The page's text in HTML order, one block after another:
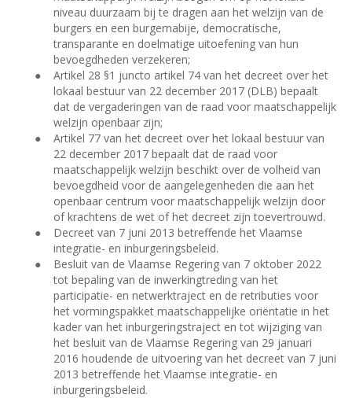
niveau duurzaam bij te dragen aan het welzijn van de
burgers en een burgernabije, democratische,
transparante en doelmatige uitoefening van hun
bevoegdheden verzekeren;
●
Artikel 28 §1 juncto artikel 74 van het decreet over het
lokaal bestuur van 22 december 2017 (DLB) bepaalt
dat de vergaderingen van de raad voor maatschappelijk
welzijn openbaar zijn;
●
Artikel 77 van het decreet over het lokaal bestuur van
22 december 2017 bepaalt dat de raad voor
maatschappelijk welzijn beschikt over de volheid van
bevoegdheid voor de aangelegenheden die aan het
openbaar centrum voor maatschappelijk welzijn door
of krachtens de wet of het decreet zijn toevertrouwd.
●
Decreet van 7 juni 2013 betreffende het Vlaamse
integratie- en inburgeringsbeleid.
●
Besluit van de Vlaamse Regering van 7 oktober 2022
tot bepaling van de inwerkingtreding van het
participatie- en netwerktraject en de retributies voor
het vormingspakket maatschappelijke oriëntatie in het
kader van het inburgeringstraject en tot wijziging van
het besluit van de Vlaamse Regering van 29 januari
2016 houdende de uitvoering van het decreet van 7 juni
2013 betreffende het Vlaamse integratie- en
inburgeringsbeleid.